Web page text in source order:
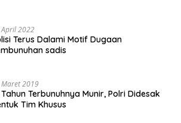
2022
Terus Dalami Motif Dugaan
sadis
Maret 2019
Tahun Terbunuhnya Munir, Polri Didesak
Tim Khusus